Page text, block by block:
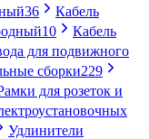
36
Кабель
10
Кабель
для подвижного
сборки229
для розеток и
Удлинители